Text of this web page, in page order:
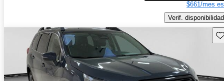
$661/mes
Verif. disponibilidad